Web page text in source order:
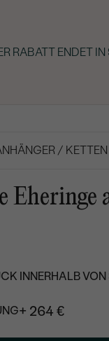
RABATT ENDET IN
/ KETTEN
INNERHALB
+ 264 €